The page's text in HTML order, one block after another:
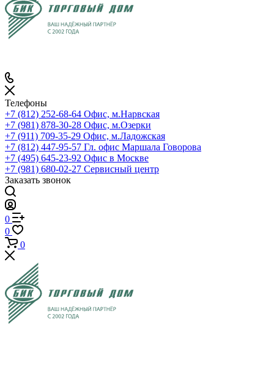
Телефоны
+7 (812) 252-68-64 Офис, м.Нарвская
+7 (981) 878-30-28 Офис, м.Озерки
+7 (911) 709-35-29 Офис, м.Ладожская
+7 (812) 447-95-57 Гл. офис Маршала Говорова
+7 (495) 645-23-92 Офис в Москве
+7 (981) 680-02-27 Сервисный центр
Заказать звонок
0
0
0